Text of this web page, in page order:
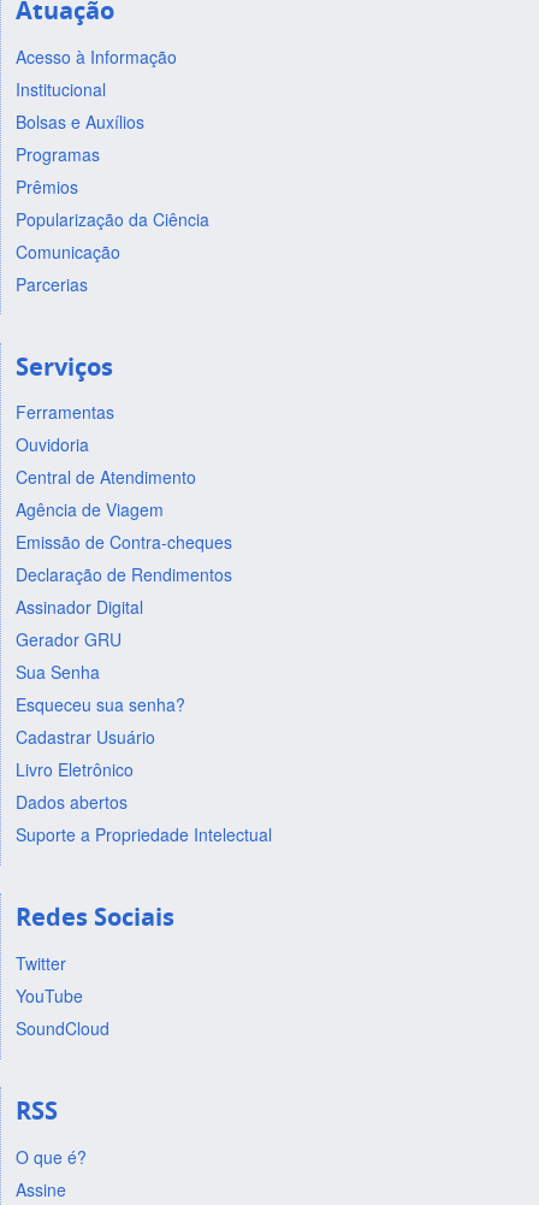
Atuação
Acesso à Informação
Institucional
Bolsas e Auxílios
Programas
Prêmios
Popularização da Ciência
Comunicação
Parcerias
Serviços
Ferramentas
Ouvidoria
Central de Atendimento
Agência de Viagem
Emissão de Contra-cheques
Declaração de Rendimentos
Assinador Digital
Gerador GRU
Sua Senha
Esqueceu sua senha?
Cadastrar Usuário
Livro Eletrônico
Dados abertos
Suporte a Propriedade Intelectual
Redes Sociais
Twitter
YouTube
SoundCloud
RSS
O que é?
Assine